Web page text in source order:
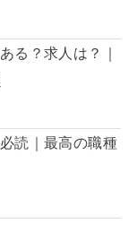
る？求人は？｜
読｜最高の職種